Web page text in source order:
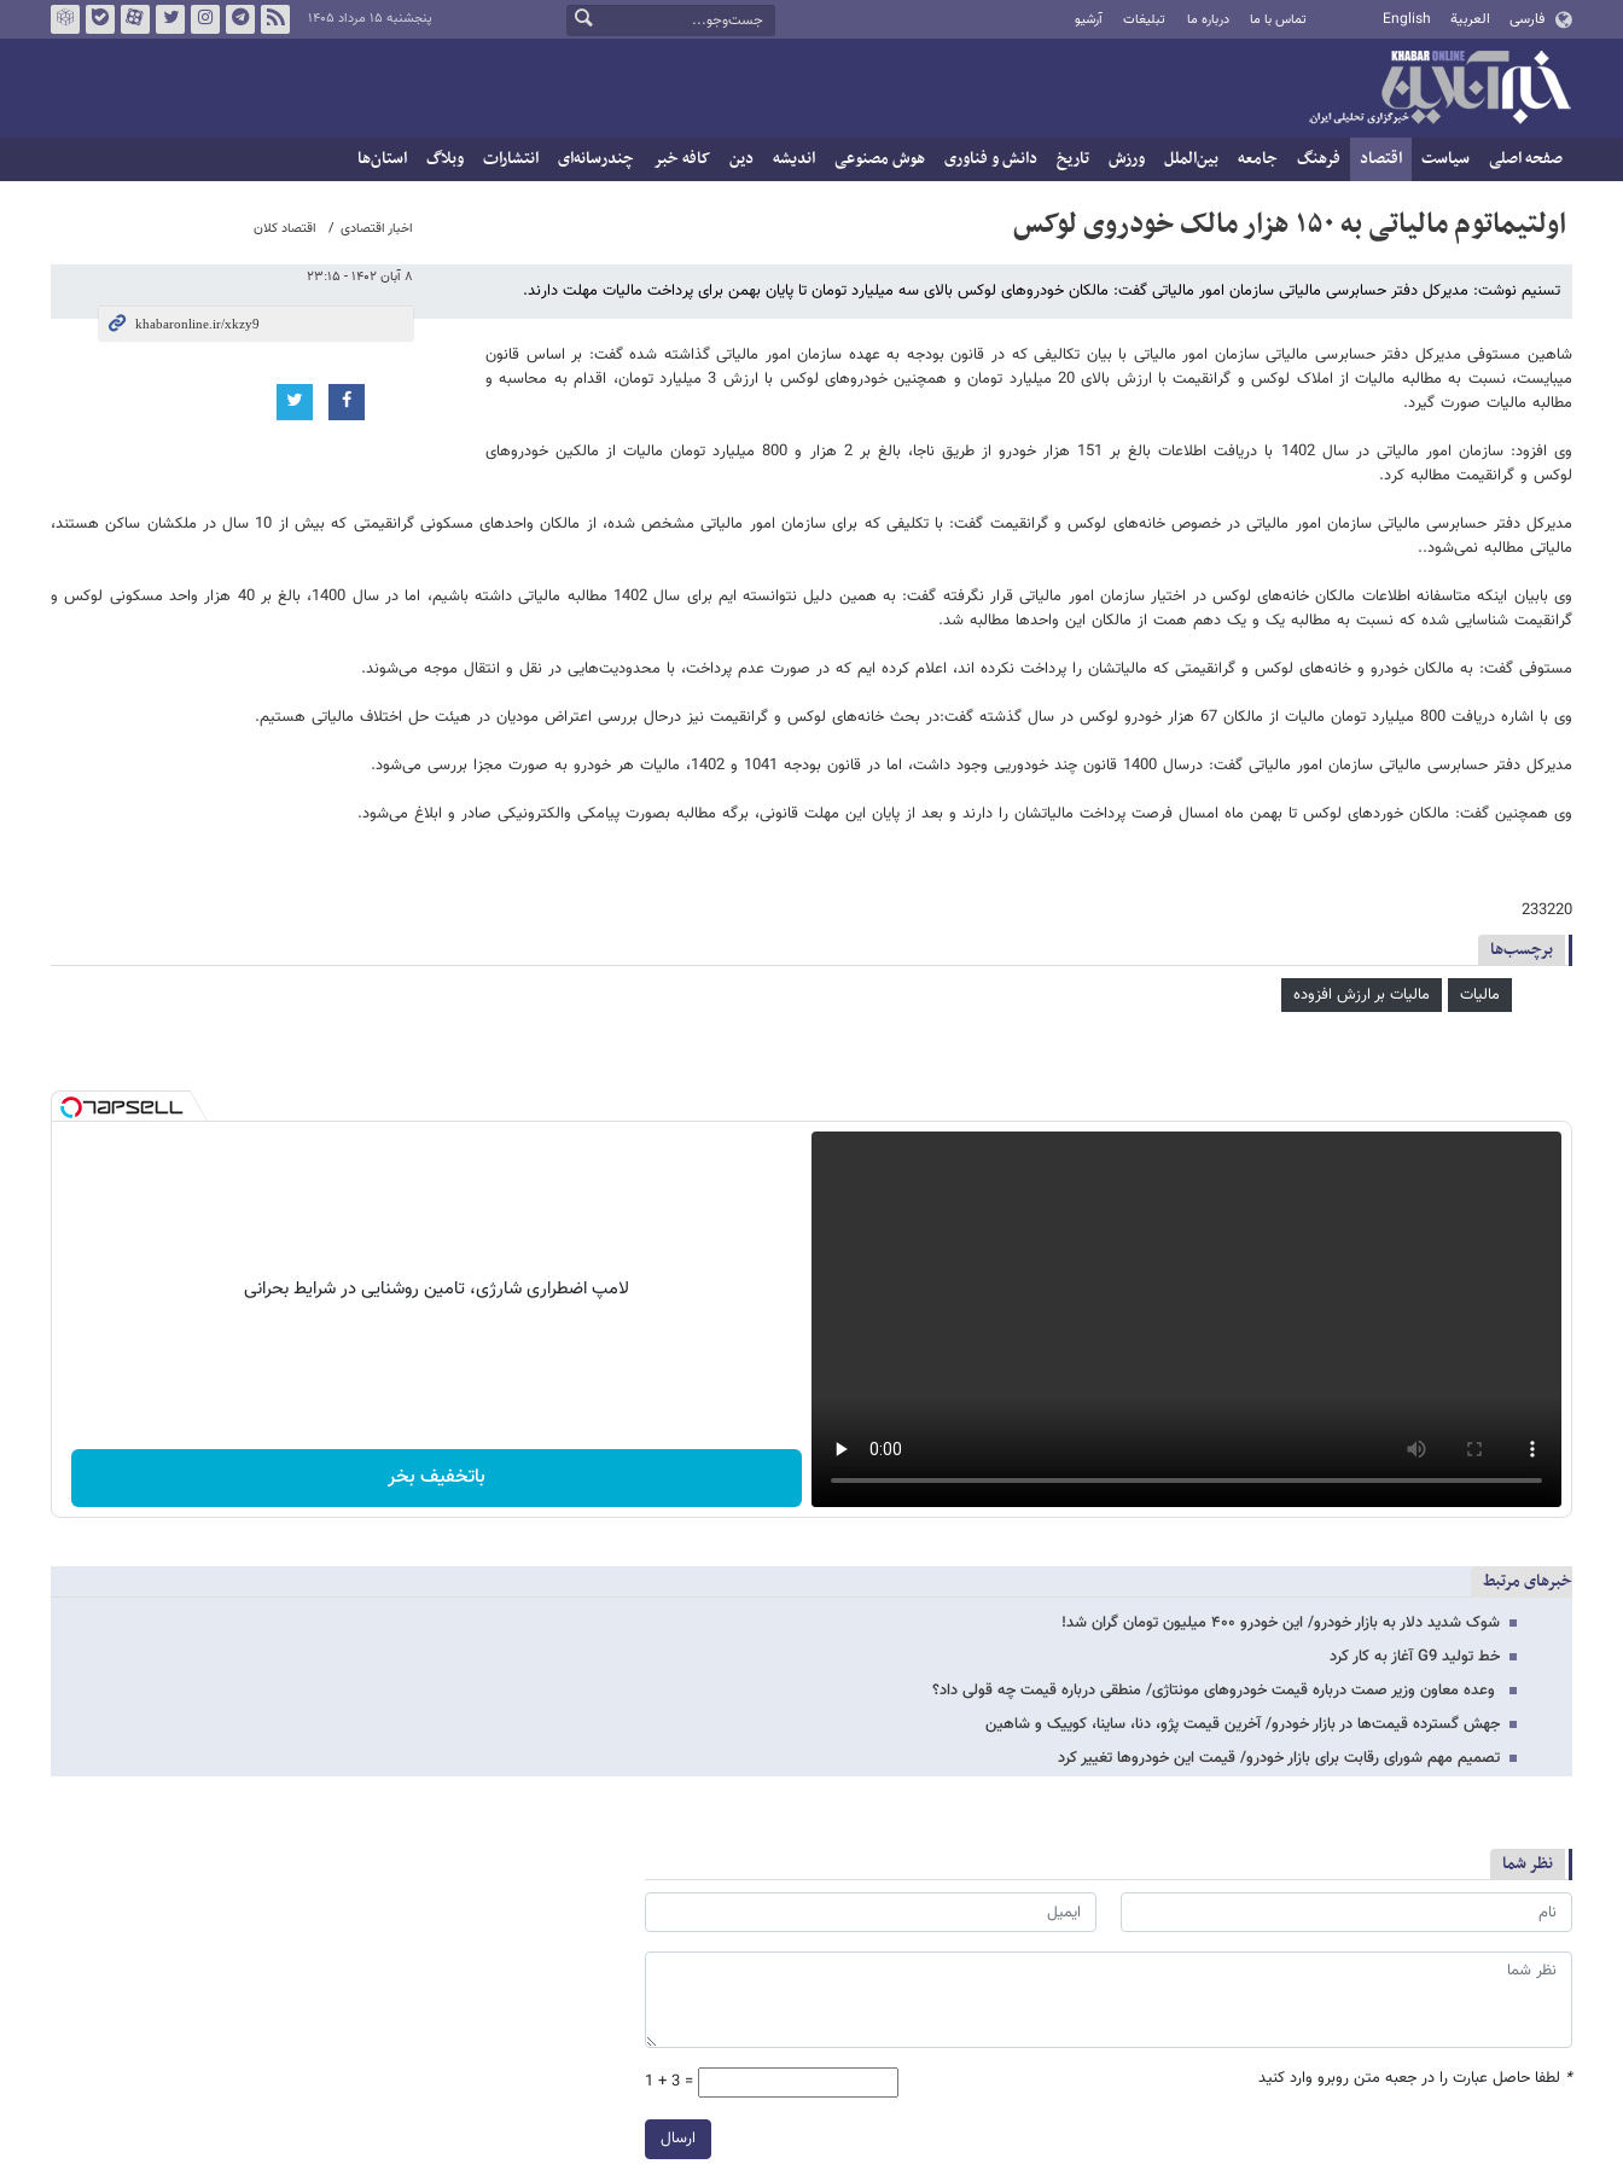
فارسی العربية English تماس با ما درباره ما تبلیغات آرشیو پنجشنبه ۱۵ مرداد ۱۴۰۵
صفحه اصلی سیاست اقتصاد فرهنگ جامعه بین‌الملل ورزش تاریخ دانش و فناوری هوش مصنوعی اندیشه دین کافه خبر چندرسانه‌ای انتشارات وبلاگ استان‌ها
اخبار اقتصادی اقتصاد کلان
۸ آبان ۱۴۰۲ - ۲۳:۱۵
اولتیماتوم مالیاتی به ۱۵۰ هزار مالک خودروی لوکس
تسنیم نوشت: مدیرکل دفتر حسابرسی مالیاتی سازمان امور مالیاتی گفت: مالکان خودروهای لوکس بالای سه میلیارد تومان تا پایان بهمن برای پرداخت مالیات مهلت دارند.
شاهین مستوفی مدیرکل دفتر حسابرسی مالیاتی سازمان امور مالیاتی با بیان تکالیفی که در قانون بودجه به عهده سازمان امور مالیاتی گذاشته شده گفت: بر اساس قانون
میبایست، نسبت به مطالبه مالیات از املاک لوکس و گرانقیمت با ارزش بالای 20 میلیارد تومان و همچنین خودروهای لوکس با ارزش 3 میلیارد تومان، اقدام به محاسبه و
مطالبه مالیات صورت گیرد.
وی افزود: سازمان امور مالیاتی در سال 1402 با دریافت اطلاعات بالغ بر 151 هزار خودرو از طریق ناجا، بالغ بر 2 هزار و 800 میلیارد تومان مالیات از مالکین خودروهای
لوکس و گرانقیمت مطالبه کرد.
مدیرکل دفتر حسابرسی مالیاتی سازمان امور مالیاتی در خصوص خانه‌های لوکس و گرانقیمت گفت: با تکلیفی که برای سازمان امور مالیاتی مشخص شده، از مالکان واحدهای مسکونی گرانقیمتی که بیش از 10 سال در ملکشان ساکن هستند،
مالیاتی مطالبه نمی‌شود..
وی بابیان اینکه متاسفانه اطلاعات مالکان خانه‌های لوکس در اختیار سازمان امور مالیاتی قرار نگرفته گفت: به همین دلیل نتوانسته ایم برای سال 1402 مطالبه مالیاتی داشته باشیم، اما در سال 1400، بالغ بر 40 هزار واحد مسکونی لوکس و
گرانقیمت شناسایی شده که نسبت به مطالبه یک و یک دهم همت از مالکان این واحدها مطالبه شد.
مستوفی گفت: به مالکان خودرو و خانه‌های لوکس و گرانقیمتی که مالیاتشان را پرداخت نکرده اند، اعلام کرده ایم که در صورت عدم پرداخت، با محدودیت‌هایی در نقل و انتقال موجه می‌شوند.
وی با اشاره دریافت 800 میلیارد تومان مالیات از مالکان 67 هزار خودرو لوکس در سال گذشته گفت:در بحث خانه‌های لوکس و گرانقیمت نیز درحال بررسی اعتراض مودیان در هیئت حل اختلاف مالیاتی هستیم.
مدیرکل دفتر حسابرسی مالیاتی سازمان امور مالیاتی گفت: درسال 1400 قانون چند خودوریی وجود داشت، اما در قانون بودجه 1041 و 1402، مالیات هر خودرو به صورت مجزا بررسی می‌شود.
وی همچنین گفت: مالکان خوردهای لوکس تا بهمن ماه امسال فرصت پرداخت مالیاتشان را دارند و بعد از پایان این مهلت قانونی، برگه مطالبه بصورت پیامکی والکترونیکی صادر و ابلاغ می‌شود.
233220
برچسب‌ها
مالیات مالیات بر ارزش افزوده
لامپ اضطراری شارژی، تامین روشنایی در شرایط بحرانی
باتخفیف بخر
خبرهای مرتبط
شوک شدید دلار به بازار خودرو/ این خودرو ۴۰۰ میلیون تومان گران شد!
خط تولید G9 آغاز به کار کرد
وعده معاون وزیر صمت درباره قیمت خودروهای مونتاژی/ منطقی درباره قیمت چه قولی داد؟
جهش گسترده قیمت‌ها در بازار خودرو/ آخرین قیمت پژو، دنا، ساینا، کوییک و شاهین
تصمیم مهم شورای رقابت برای بازار خودرو/ قیمت این خودروها تغییر کرد
نظر شما
* لطفا حاصل عبارت را در جعبه متن روبرو وارد کنید 1 + 3 =
ارسال